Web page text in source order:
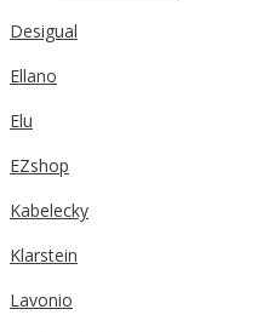
Desigual
Ellano
Elu
EZshop
Kabelecky
Klarstein
Lavonio